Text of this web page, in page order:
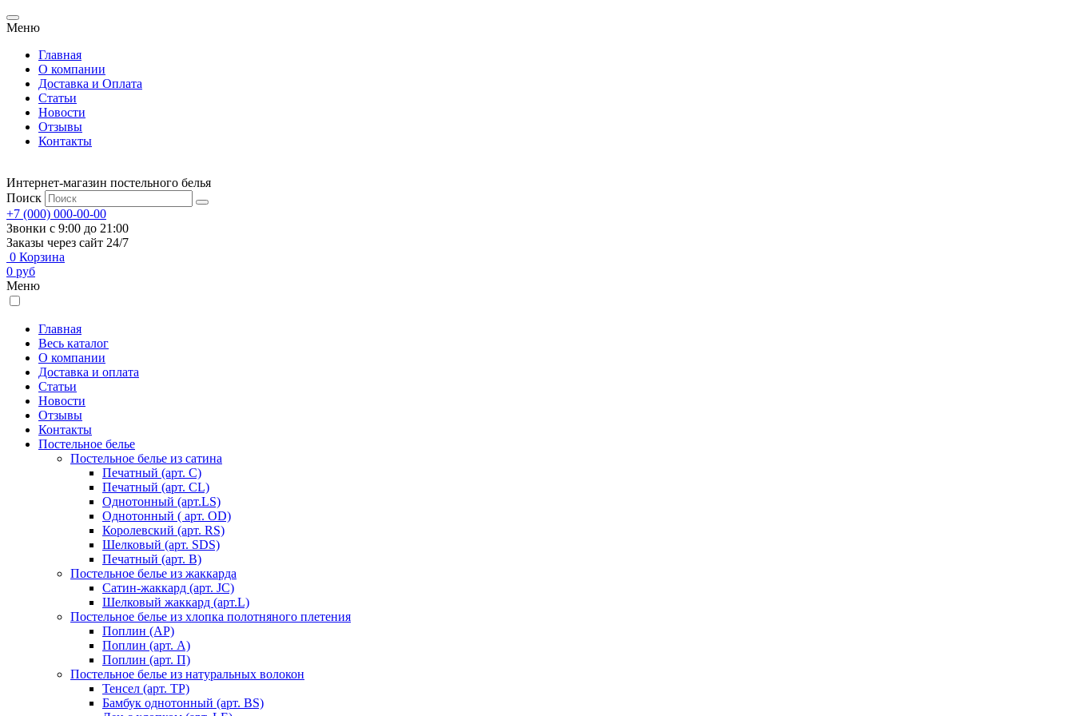
Меню
Главная
О компании
Доставка и Оплата
Статьи
Новости
Отзывы
Контакты
Интернет-магазин постельного белья
Поиск
+7 (000) 000-00-00
Звонки с 9:00 до 21:00
Заказы через сайт 24/7
0 Корзина
0 руб
Меню
Главная
Весь каталог
О компании
Доставка и оплата
Статьи
Новости
Отзывы
Контакты
Постельное белье
Постельное белье из сатина
Печатный (арт. С)
Печатный (арт. СL)
Однотонный (арт.LS)
Однотонный ( арт. OD)
Королевский (арт. RS)
Шелковый (арт. SDS)
Печатный (арт. В)
Постельное белье из жаккарда
Сатин-жаккард (арт. JC)
Шелковый жаккард (арт.L)
Постельное белье из хлопка полотняного плетения
Поплин (AP)
Поплин (арт. А)
Поплин (арт. П)
Постельное белье из натуральных волокон
Тенсел (арт. ТР)
Бамбук однотонный (арт. BS)